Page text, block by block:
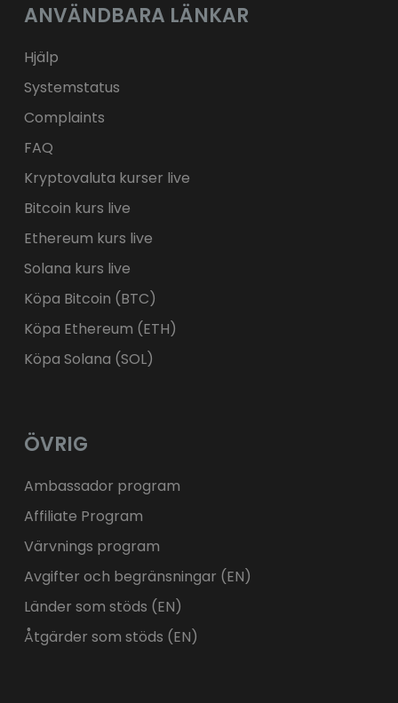
ANVÄNDBARA LÄNKAR
Hjälp
Systemstatus
Complaints
FAQ
Kryptovaluta kurser live
Bitcoin kurs live
Ethereum kurs live
Solana kurs live
Köpa Bitcoin (BTC)
Köpa Ethereum (ETH)
Köpa Solana (SOL)
ÖVRIG
Ambassador program
Affiliate Program
Värvnings program
Avgifter och begränsningar (EN)
Länder som stöds (EN)
Åtgärder som stöds (EN)